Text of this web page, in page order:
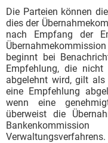
Die Parteien können
dies der
nach Empfang der
beginnt bei
Empfehlung, die
abgelehnt wird, gilt als
eine Empfehlung
wenn eine
überweist die
Verwaltungsverfahrens.